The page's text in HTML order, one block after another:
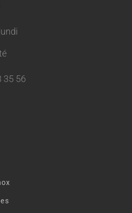
35 56